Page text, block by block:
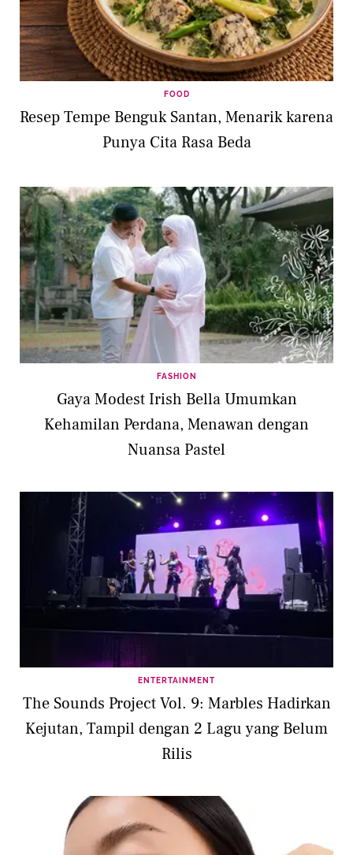
FOOD
Resep Tempe Benguk Santan, Menarik karena
Punya Cita Rasa Beda
FASHION
Gaya Modest Irish Bella Umumkan
Kehamilan Perdana, Menawan dengan
Nuansa Pastel
ENTERTAINMENT
The Sounds Project Vol. 9: Marbles Hadirkan
Kejutan, Tampil dengan 2 Lagu yang Belum
Rilis